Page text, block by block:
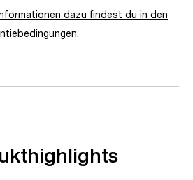
dazu findest du in den
.